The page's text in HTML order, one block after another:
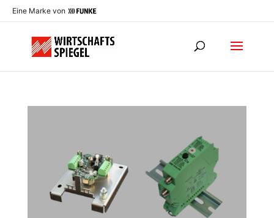
Eine Marke von